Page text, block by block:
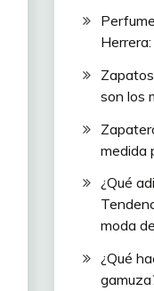
son los
medida
¿Qué
moda
¿Qué